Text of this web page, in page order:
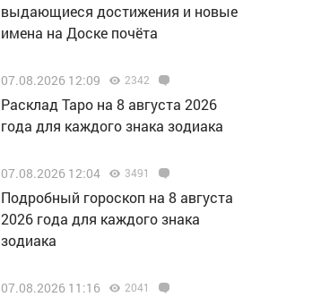
выдающиеся достижения и новые
имена на Доске почёта
07.08.2026 12:09 2342
Расклад Таро на 8 августа 2026
года для каждого знака зодиака
07.08.2026 12:04 3491
Подробный гороскоп на 8 августа
2026 года для каждого знака
зодиака
07.08.2026 11:16 2041